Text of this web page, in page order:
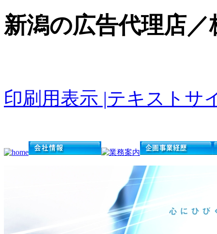
新潟の広告代理店
印刷用表示 |テキストサ